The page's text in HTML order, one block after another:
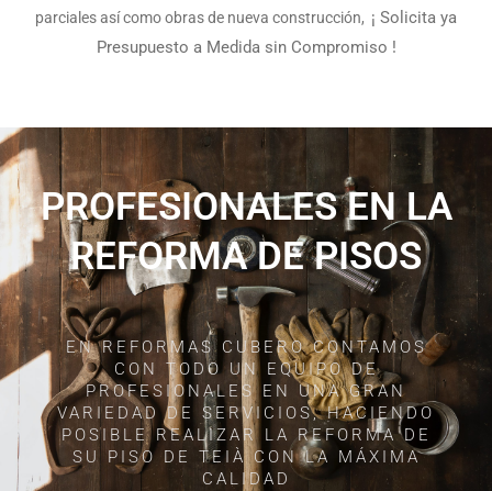
parciales así como obras de nueva construcción, ¡ Solicita ya
Presupuesto a Medida sin Compromiso !
PROFESIONALES EN LA
REFORMA DE PISOS
EN REFORMAS CUBERO CONTAMOS
CON TODO UN EQUIPO DE
PROFESIONALES EN UNA GRAN
VARIEDAD DE SERVICIOS, HACIENDO
POSIBLE REALIZAR LA REFORMA DE
SU PISO DE TEIÀ CON LA MÁXIMA
CALIDAD